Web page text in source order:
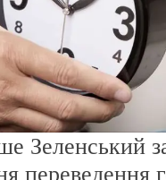
Зеленський
переведення